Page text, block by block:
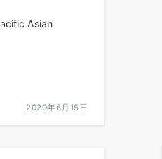
Asian
2020年6月15日